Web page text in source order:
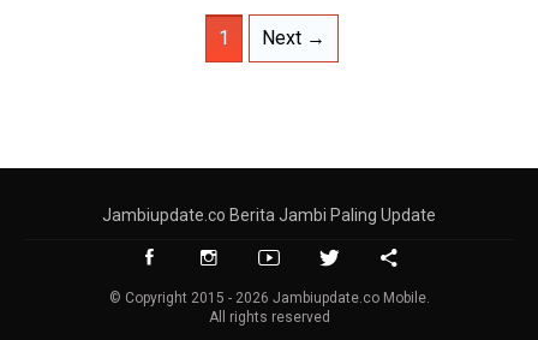
1 Next →
Jambiupdate.co Berita Jambi Paling Update
© Copyright 2015 - 2026 Jambiupdate.co Mobile.
All rights reserved